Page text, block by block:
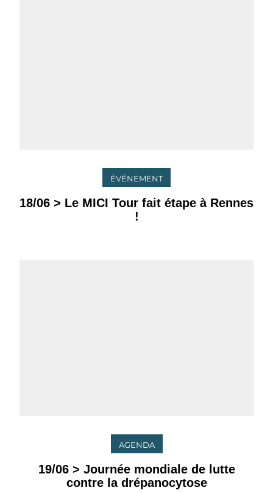
ÉVÉNEMENT
18/06 > Le MICI Tour fait étape à Rennes
!
AGENDA
19/06 > Journée mondiale de lutte
contre la drépanocytose